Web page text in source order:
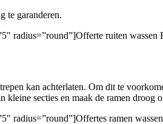
te garanderen.
radius=”round”]Offerte ruiten wassen
kan achterlaten. Om dit te
secties en maak de ramen droog
radius=”round”]Offertes ramen